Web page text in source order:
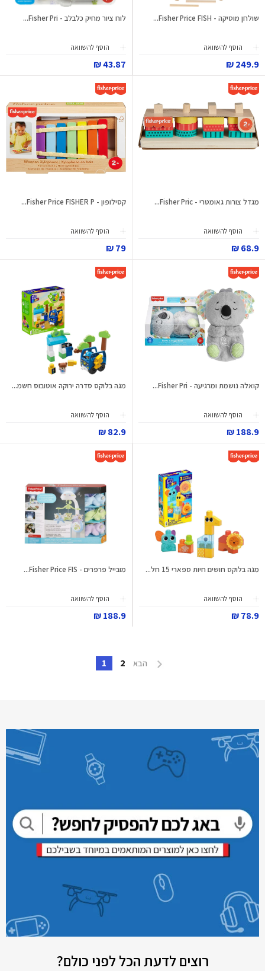
שולחן מוסיקה - Fisher Price FISH...
הוסף להשוואה
249.9 ₪
לוח ציור מחיק כלבלב - Fisher Pri...
הוסף להשוואה
43.87 ₪
מגדל צורות גאומטרי - Fisher Pric...
הוסף להשוואה
68.9 ₪
קסילופון - Fisher Price FISHER P...
הוסף להשוואה
79 ₪
קואלה נושמת ומרגיעה - Fisher Pri...
הוסף להשוואה
188.9 ₪
מגה בלוקס סדרה ירוקה אוטובוס חשמ...
הוסף להשוואה
82.9 ₪
מגה בלוקס חושים חיות ספארי 15 חל...
הוסף להשוואה
78.9 ₪
מובייל פרפרים - Fisher Price FIS...
הוסף להשוואה
188.9 ₪
הבא 2
1
רוצים לדעת הכל לפני כולם?